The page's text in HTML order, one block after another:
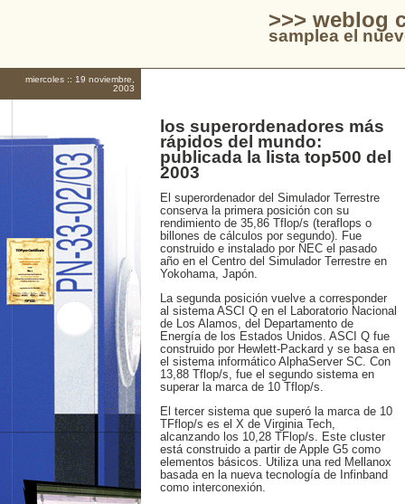
>>> weblog
samplea el
miercoles :: 19 noviembre,
2003
los superordenadores más
rápidos del mundo:
publicada la lista top500 del
2003
El superordenador del Simulador Terrestre
conserva la primera posición con su
rendimiento de 35,86 Tflop/s (teraflops o
billones de cálculos por segundo). Fue
construido e instalado por NEC el pasado
año en el Centro del Simulador Terrestre en
Yokohama, Japón.
La segunda posición vuelve a corresponder
al sistema ASCI Q en el Laboratorio Nacional
de Los Alamos, del Departamento de
Energía de los Estados Unidos. ASCI Q fue
construido por Hewlett-Packard y se basa en
el sistema informático AlphaServer SC. Con
13,88 Tflop/s, fue el segundo sistema en
superar la marca de 10 Tflop/s.
El tercer sistema que superó la marca de 10
TFflop/s es el X de Virginia Tech,
alcanzando los 10,28 TFlop/s. Este cluster
está construido a partir de Apple G5 como
elementos básicos. Utiliza una red Mellanox
basada en la nueva tecnología de Infinband
como interconexión.